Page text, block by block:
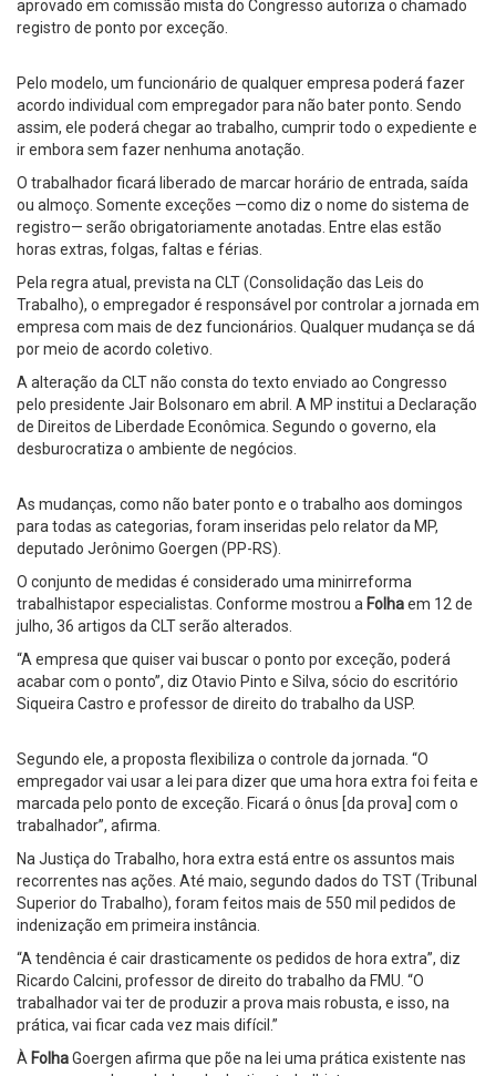
aprovado em comissão mista do Congresso autoriza o chamado
registro de ponto por exceção.
Pelo modelo, um funcionário de qualquer empresa poderá fazer
acordo individual com empregador para não bater ponto. Sendo
assim, ele poderá chegar ao trabalho, cumprir todo o expediente e
ir embora sem fazer nenhuma anotação.
O trabalhador ficará liberado de marcar horário de entrada, saída
ou almoço. Somente exceções —como diz o nome do sistema de
registro— serão obrigatoriamente anotadas. Entre elas estão
horas extras, folgas, faltas e férias.
Pela regra atual, prevista na CLT (Consolidação das Leis do
Trabalho), o empregador é responsável por controlar a jornada em
empresa com mais de dez funcionários. Qualquer mudança se dá
por meio de acordo coletivo.
A alteração da CLT não consta do texto enviado ao Congresso
pelo presidente Jair Bolsonaro em abril. A MP institui a Declaração
de Direitos de Liberdade Econômica. Segundo o governo, ela
desburocratiza o ambiente de negócios.
As mudanças, como não bater ponto e o trabalho aos domingos
para todas as categorias, foram inseridas pelo relator da MP,
deputado Jerônimo Goergen (PP-RS).
O conjunto de medidas é considerado uma minirreforma
trabalhistapor especialistas. Conforme mostrou a Folhaem 12 de
julho, 36 artigos da CLT serão alterados.
“A empresa que quiser vai buscar o ponto por exceção, poderá
acabar com o ponto”, diz Otavio Pinto e Silva, sócio do escritório
Siqueira Castro e professor de direito do trabalho da USP.
Segundo ele, a proposta flexibiliza o controle da jornada. “O
empregador vai usar a lei para dizer que uma hora extra foi feita e
marcada pelo ponto de exceção. Ficará o ônus [da prova] com o
trabalhador”, afirma.
Na Justiça do Trabalho, hora extra está entre os assuntos mais
recorrentes nas ações. Até maio, segundo dados do TST (Tribunal
Superior do Trabalho), foram feitos mais de 550 mil pedidos de
indenização em primeira instância.
“A tendência é cair drasticamente os pedidos de hora extra”, diz
Ricardo Calcini, professor de direito do trabalho da FMU. “O
trabalhador vai ter de produzir a prova mais robusta, e isso, na
prática, vai ficar cada vez mais difícil.”
À FolhaGoergen afirma que põe na lei uma prática existente nas